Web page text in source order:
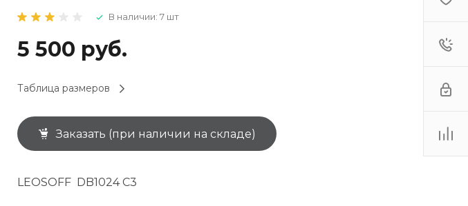
г. Москва,
оранжевая вывеска
напротив «Перекрестка»
на 1 этаже
1 мая: 10:00-19:00
+7 (926) 092 4274
г. Королёв, пр-т
(0-9)
В наличии: 7 шт
5 500 руб.
Таблица размеров
Заказать (при наличии на складе)
LEOSOFF DB1024 C3